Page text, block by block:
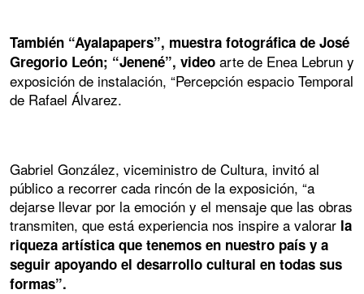
También “Ayalapapers”, muestra fotográfica de José
Gregorio León; “Jenené”, video arte de Enea Lebrun y
exposición de instalación, “Percepción espacio Temporal
de Rafael Álvarez.
Gabriel González, viceministro de Cultura, invitó al
público a recorrer cada rincón de la exposición, “a
dejarse llevar por la emoción y el mensaje que las obras
transmiten, que está experiencia nos inspire a valorar la
riqueza artística que tenemos en nuestro país y a
seguir apoyando el desarrollo cultural en todas sus
formas”.